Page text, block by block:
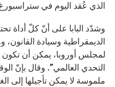
الذي عُقد اليوم في
وشدّد البابا على أنّ كلّ أداة
الديمقراطية وسيادة القانون،
لمجلس أوروبا، يمكن أن
التحدي العالمي”. وقال بإنّ
ملموسة لا يمكن تأجيلها إلى